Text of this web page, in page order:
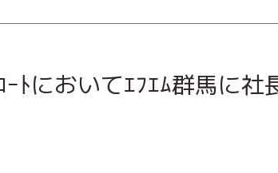
ﾄにおいてｴﾌｴﾑ群馬に社